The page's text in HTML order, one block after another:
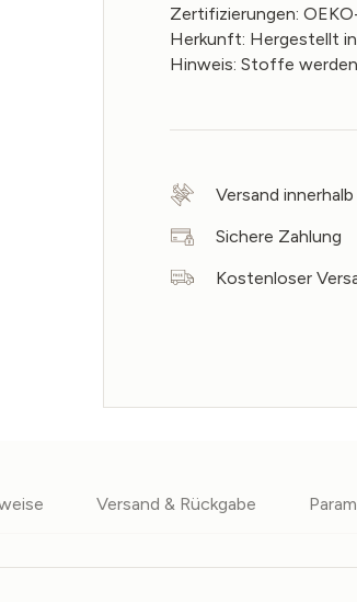
Zertifizierungen:
Herkunft: Hergestellt
Hinweis: Stoffe
Versand
Sichere Zahlung
Kostenloser
Versand & Rückgabe